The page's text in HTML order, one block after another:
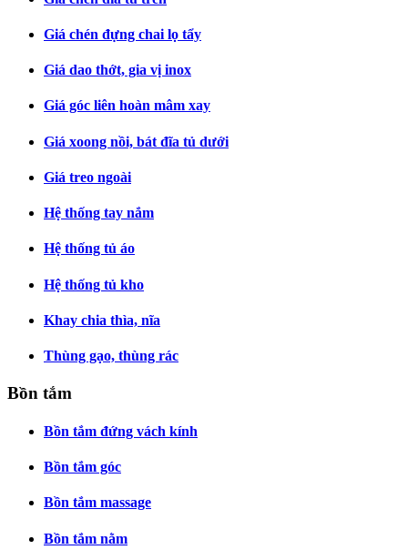
Giá chén đựng chai lọ tẩy
Giá dao thớt, gia vị inox
Giá góc liên hoàn mâm xay
Giá xoong nồi, bát đĩa tủ dưới
Giá treo ngoài
Hệ thống tay nắm
Hệ thống tủ áo
Hệ thống tủ kho
Khay chia thìa, nĩa
Thùng gạo, thùng rác
Bồn tắm
Bồn tắm đứng vách kính
Bồn tắm góc
Bồn tắm massage
Bồn tắm nằm